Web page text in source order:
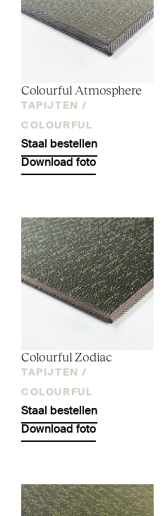
Colourful Atmosphere
TAPIJTEN /
COLOURFUL
Staal bestellen
Download foto
Colourful Zodiac
TAPIJTEN /
COLOURFUL
Staal bestellen
Download foto